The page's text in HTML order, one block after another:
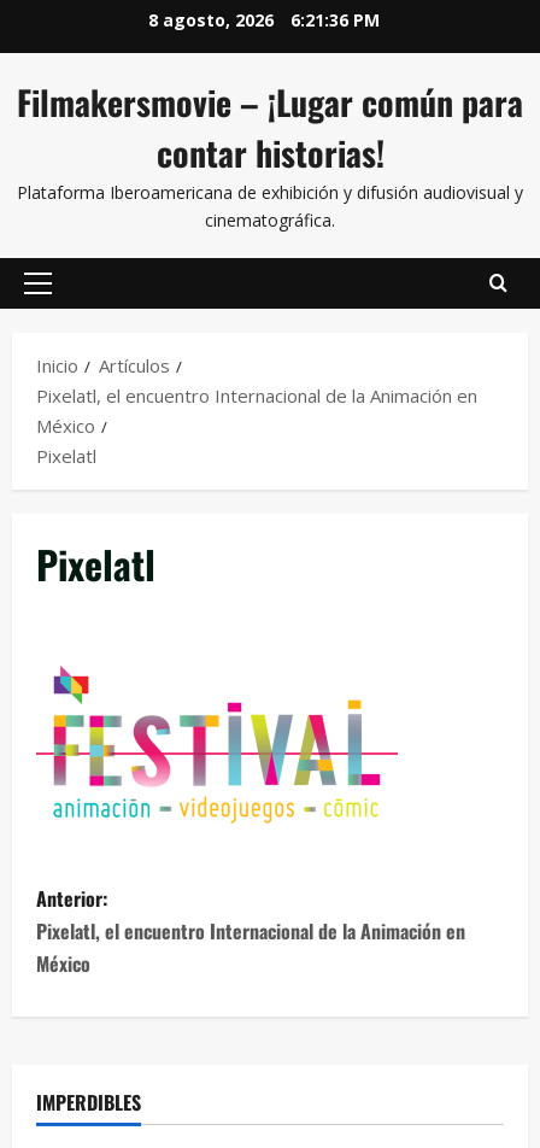
8 agosto, 2026 6:21:37 PM
Filmakersmovie – ¡Lugar común para
contar historias!
Plataforma Iberoamericana de exhibición y difusión audiovisual y
cinematográfica.
Inicio
Artículos
Pixelatl, el encuentro Internacional de la Animación en
México
Pixelatl
Pixelatl
Anterior:
Pixelatl, el encuentro Internacional de la Animación en
México
IMPERDIBLES